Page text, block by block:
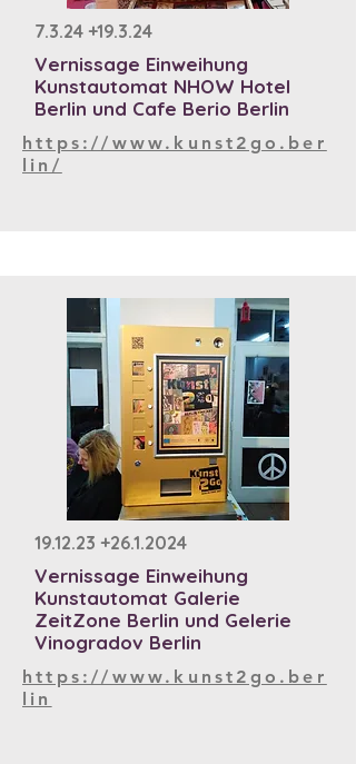
7.3.24 +19.3.24
Vernissage Einweihung
Kunstautomat NHOW Hotel
Berlin und Cafe Berio Berlin
https://www.kunst2go.ber
lin/
19.12.23 +26.1.2024
Vernissage Einweihung
Kunstautomat Galerie
ZeitZone Berlin und Gelerie
Vinogradov Berlin
https://www.kunst2go.ber
lin